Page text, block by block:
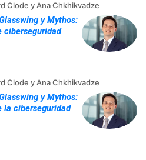
Clode y Ana Chkhikvadze
y Mythos:
ciberseguridad
Clode y Ana Chkhikvadze
y Mythos:
la ciberseguridad